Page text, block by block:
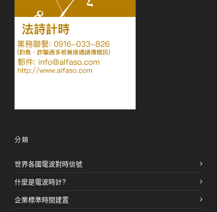
分類
世界各國電波對時信號
什麼是電波時計?
企業標準時間建置